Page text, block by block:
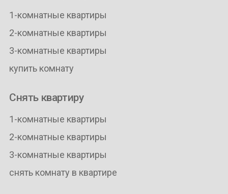
1-комнатные квартиры
2-комнатные квартиры
3-комнатные квартиры
купить комнату
Снять квартиру
1-комнатные квартиры
2-комнатные квартиры
3-комнатные квартиры
снять комнату в квартире